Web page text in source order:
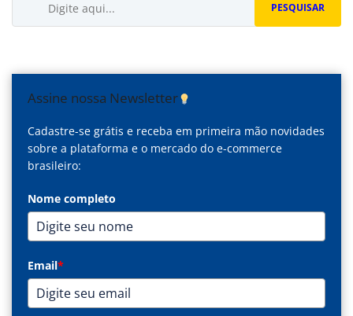
PESQUISAR
Assine nossa Newsletter
Cadastre-se grátis e receba em primeira mão novidades
sobre a plataforma e o mercado do e-commerce
brasileiro:
Nome completo
Email*